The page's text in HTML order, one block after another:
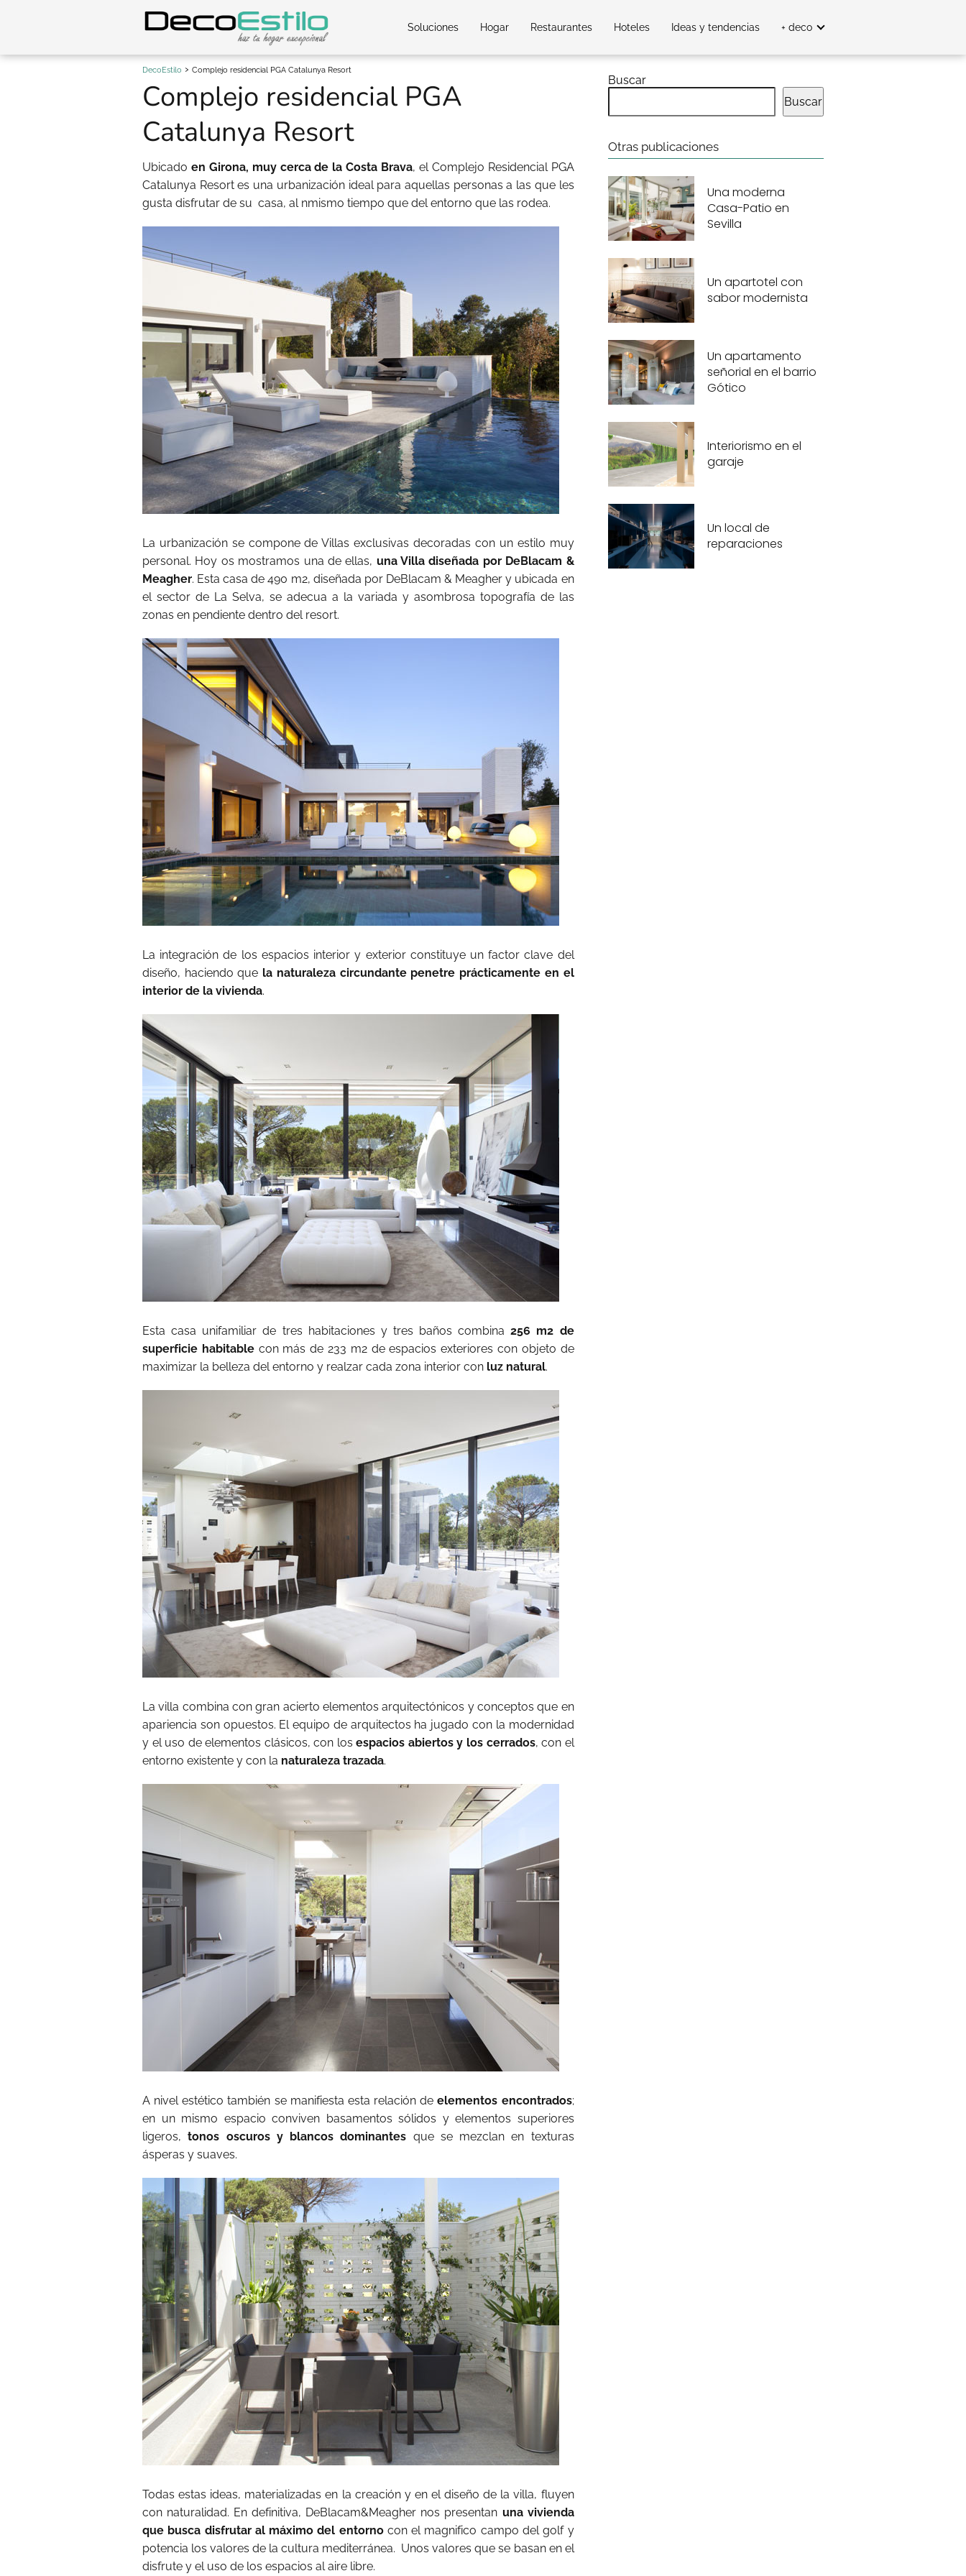
Soluciones Hogar Restaurantes Hoteles Ideas y tendencias + deco
DecoEstilo Complejo residencial PGA Catalunya Resort
Complejo residencial PGA
Catalunya Resort
Ubicado en Girona, muy cerca de la Costa Brava, el Complejo Residencial PGA
Catalunya Resort es una urbanización ideal para aquellas personas a las que les
gusta disfrutar de su casa, al nmismo tiempo que del entorno que las rodea.
La urbanización se compone de Villas exclusivas decoradas con un estilo muy
personal. Hoy os mostramos una de ellas, una Villa diseñada por DeBlacam &
Meagher. Esta casa de 490 m2, diseñada por DeBlacam & Meagher y ubicada en
el sector de La Selva, se adecua a la variada y asombrosa topografía de las
zonas en pendiente dentro del resort.
La integración de los espacios interior y exterior constituye un factor clave del
diseño, haciendo que la naturaleza circundante penetre prácticamente en el
interior de la vivienda.
Esta casa unifamiliar de tres habitaciones y tres baños combina256 m2 de
superficie habitablecon más de 233 m2 de espacios exteriores con objeto de
maximizar la belleza del entorno y realzar cada zona interior con luz natural.
La villa combina con gran acierto elementos arquitectónicos y conceptos que en
apariencia son opuestos. El equipo de arquitectos ha jugado con la modernidad
y el uso de elementos clásicos, con los espacios abiertos y los cerrados, con el
entorno existente y con la naturaleza trazada.
A nivel estético también se manifiesta esta relación deelementos encontrados;
en un mismo espacio conviven basamentos sólidos y elementos superiores
ligeros, tonos oscuros y blancos dominantes que se mezclan en texturas
ásperas y suaves.
Todas estas ideas, materializadas en la creación y en el diseño de la villa, fluyen
con naturalidad. En definitiva, DeBlacam&Meagher nos presentan una vivienda
que busca disfrutar al máximo del entorno con el magnifico campo del golf y
potencia los valores de la cultura mediterránea. Unos valores que se basan en el
disfrute y el uso de los espacios al aire libre.
Buscar
Buscar
Otras publicaciones
Una moderna
Casa-Patio en
Sevilla
Un apartotel con
sabor modernista
Un apartamento
señorial en el barrio
Gótico
Interiorismo en el
garaje
Un local de
reparaciones